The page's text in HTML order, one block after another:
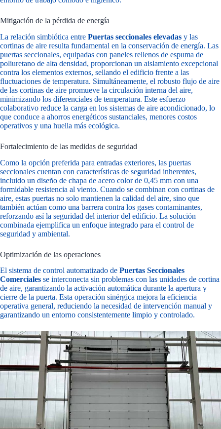
Mitigación de la pérdida de energía
La relación simbiótica entre Puertas seccionales elevadas y las
cortinas de aire resulta fundamental en la conservación de energía. Las
puertas seccionales, equipadas con paneles rellenos de espuma de
poliuretano de alta densidad, proporcionan un aislamiento excepcional
contra los elementos externos, sellando el edificio frente a las
fluctuaciones de temperatura. Simultáneamente, el robusto flujo de aire
de las cortinas de aire promueve la circulación interna del aire,
minimizando los diferenciales de temperatura. Este esfuerzo
colaborativo reduce la carga en los sistemas de aire acondicionado, lo
que conduce a ahorros energéticos sustanciales, menores costos
operativos y una huella más ecológica.
Fortalecimiento de las medidas de seguridad
Como la opción preferida para entradas exteriores, las puertas
seccionales cuentan con características de seguridad inherentes,
incluido un diseño de chapa de acero color de 0,45 mm con una
formidable resistencia al viento. Cuando se combinan con cortinas de
aire, estas puertas no solo mantienen la calidad del aire, sino que
también actúan como una barrera contra los gases contaminantes,
reforzando así la seguridad del interior del edificio. La solución
combinada ejemplifica un enfoque integrado para el control de
seguridad y ambiental.
Optimización de las operaciones
El sistema de control automatizado de Puertas Seccionales
Comerciales se interconecta sin problemas con las unidades de cortina
de aire, garantizando la activación automática durante la apertura y
cierre de la puerta. Esta operación sinérgica mejora la eficiencia
operativa general, reduciendo la necesidad de intervención manual y
garantizando un entorno consistentemente limpio y controlado.